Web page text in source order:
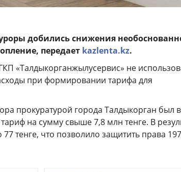
добились снижения
передает kazlenta.kz.
«Талдыкорганжылусервис» не
при формировании тарифа для
прокуратурой города Талдыкорган был
на сумму свыше 7,8 млн тенге. В
77 тенге, что позволило защитить права